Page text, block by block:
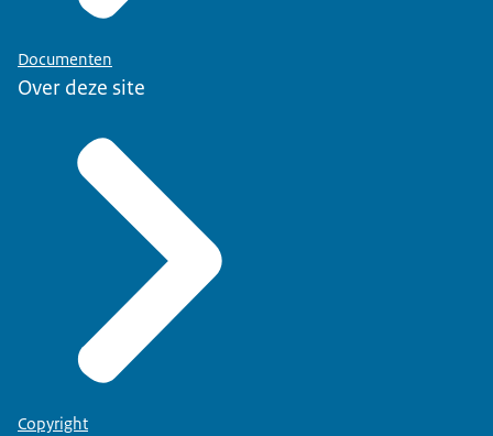
Documenten
Over deze site
Copyright